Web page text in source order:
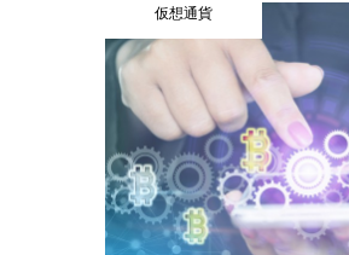
仮想通貨